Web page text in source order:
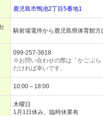
鹿児島市鴨池2丁目5番地1
騎射場電停から鹿児島県体育館方
099-257-3618
※お問い合わせの際は「かごぶら
だければ幸いです。
10:00～18:00
木曜日
1月1日休み、臨時休業有